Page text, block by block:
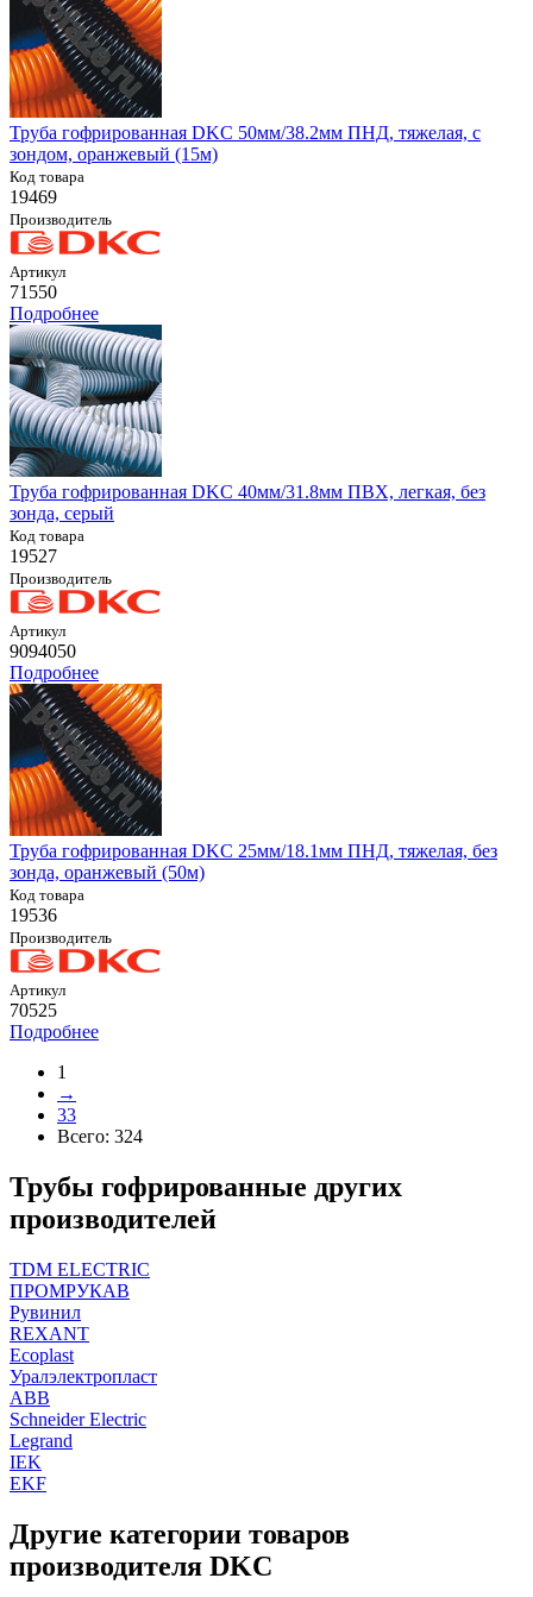
Труба гофрированная DKC 50мм/38.2мм ПНД, тяжелая, с
зондом, оранжевый (15м)
Код товара
19469
Производитель
Артикул
71550
Подробнее
Труба гофрированная DKC 40мм/31.8мм ПВХ, легкая, без
зонда, серый
Код товара
19527
Производитель
Артикул
9094050
Подробнее
Труба гофрированная DKC 25мм/18.1мм ПНД, тяжелая, без
зонда, оранжевый (50м)
Код товара
19536
Производитель
Артикул
70525
Подробнее
1
→
33
Всего: 324
Трубы гофрированные других
производителей
TDM ELECTRIC
ПРОМРУКАВ
Рувинил
REXANT
Ecoplast
Уралэлектропласт
ABB
Schneider Electric
Legrand
IEK
EKF
Другие категории товаров
производителя DKC